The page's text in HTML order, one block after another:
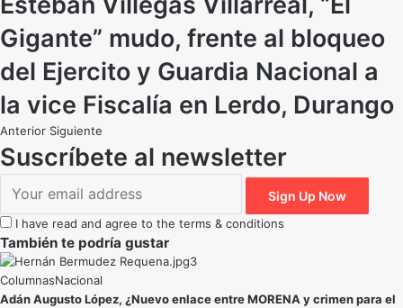
Gigante” mudo, frente al bloqueo
del Ejercito y Guardia Nacional a
la vice Fiscalía en Lerdo, Durango
Anterior Siguiente
Suscríbete al newsletter
I have read and agree to the terms & conditions
También te podría gustar
Nacional
Adán Augusto López, ¿Nuevo enlace entre MORENA y crimen para el